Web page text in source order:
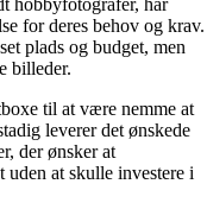
for deres behov og krav.
plads og budget, men
billeder.
til at være nemme at
leverer det ønskede
der ønsker at
uden at skulle investere i